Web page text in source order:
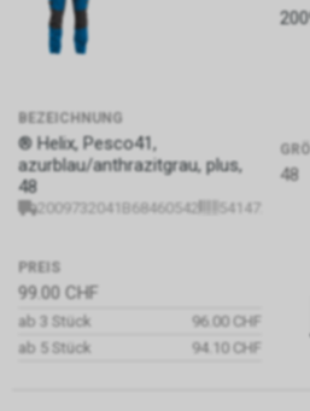
BEZEICHNUNG
® Helix, Pesco41,
azurblau/anthrazitgrau, plus,
48
2009732041B68460542
48
PREIS
99.00 CHF
ab 3 Stück
96.00 CHF
ab 5 Stück
94.10 CHF